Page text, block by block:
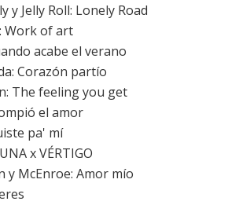
y Jelly Roll: Lonely Road
Work of art
acabe el verano
Corazón partío
The feeling you get
el amor
pa' mí
x VÉRTIGO
y McEnroe: Amor mío